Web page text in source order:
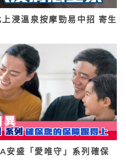
浸溫泉按摩勁易中招 寄生
盛「愛唯守」系列確保